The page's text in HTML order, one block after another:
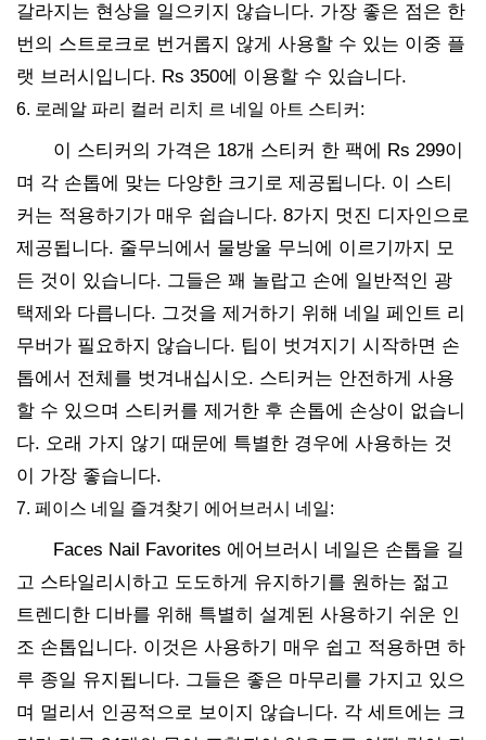
갈라지는 현상을 일으키지 않습니다. 가장 좋은 점은 한
번의 스트로크로 번거롭지 않게 사용할 수 있는 이중 플
랫 브러시입니다. Rs 350에 이용할 수 있습니다.
6. 로레알 파리 컬러 리치 르 네일 아트 스티커:
이 스티커의 가격은 18개 스티커 한 팩에 Rs 299이
며 각 손톱에 맞는 다양한 크기로 제공됩니다. 이 스티
커는 적용하기가 매우 쉽습니다. 8가지 멋진 디자인으로
제공됩니다. 줄무늬에서 물방울 무늬에 이르기까지 모
든 것이 있습니다. 그들은 꽤 놀랍고 손에 일반적인 광
택제와 다릅니다. 그것을 제거하기 위해 네일 페인트 리
무버가 필요하지 않습니다. 팁이 벗겨지기 시작하면 손
톱에서 전체를 벗겨내십시오. 스티커는 안전하게 사용
할 수 있으며 스티커를 제거한 후 손톱에 손상이 없습니
다. 오래 가지 않기 때문에 특별한 경우에 사용하는 것
이 가장 좋습니다.
7. 페이스 네일 즐겨찾기 에어브러시 네일:
Faces Nail Favorites 에어브러시 네일은 손톱을 길
고 스타일리시하고 도도하게 유지하기를 원하는 젊고
트렌디한 디바를 위해 특별히 설계된 사용하기 쉬운 인
조 손톱입니다. 이것은 사용하기 매우 쉽고 적용하면 하
루 종일 유지됩니다. 그들은 좋은 마무리를 가지고 있으
며 멀리서 인공적으로 보이지 않습니다. 각 세트에는 크